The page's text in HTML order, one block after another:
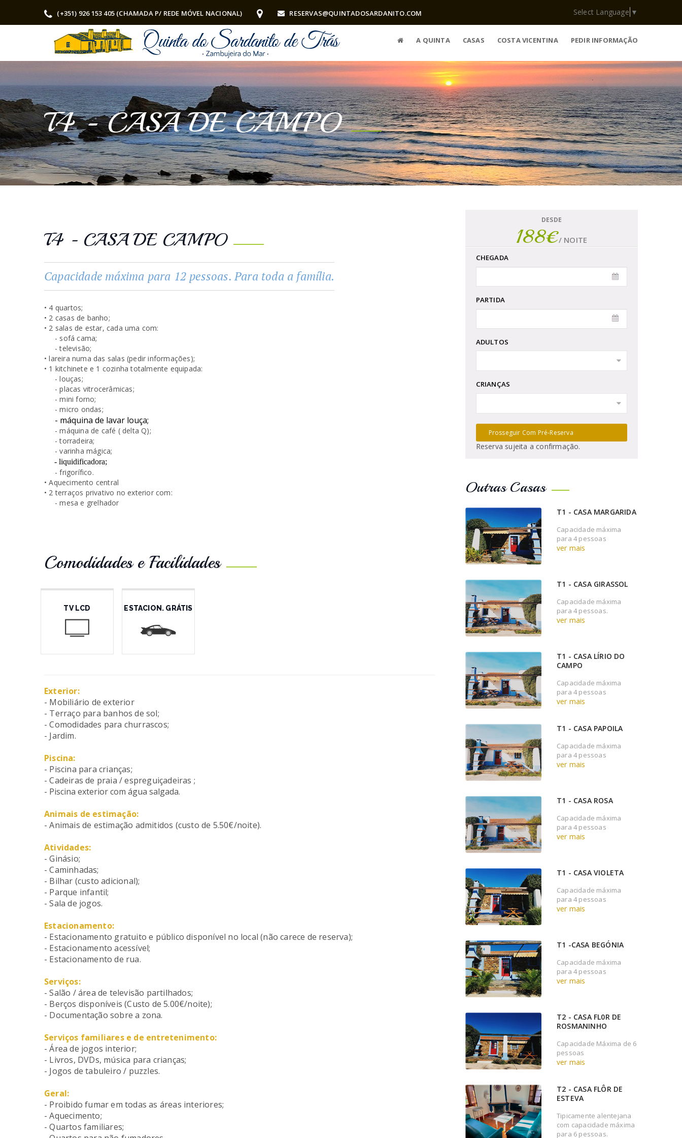
(+351) 926 153 405 (CHAMADA P/ REDE MÓVEL NACIONAL) RESERVAS@QUINTADOSARDANITO.COM Select Language ▼
A QUINTA CASAS COSTA VICENTINA PEDIR INFORMAÇÃO
T4 - CASA DE CAMPO
T4 - CASA DE CAMPO
Capacidade máxima para 12 pessoas. Para toda a família.
• 4 quartos;
• 2 casas de banho;
• 2 salas de estar, cada uma com:
- sofá cama;
- televisão;
• lareira numa das salas (pedir informações);
• 1 kitchinete e 1 cozinha totalmente equipada:
- louças;
- placas vitrocerâmicas;
- mini forno;
- micro ondas;
- máquina de lavar louça;
- máquina de café ( delta Q);
- torradeira;
- varinha mágica;
- liquidificadora;
- frigorífico.
• Aquecimento central
• 2 terraços privativo no exterior com:
- mesa e grelhador
Comodidades e Facilidades
TV LCD ESTACION. GRÁTIS
Exterior:
- Mobiliário de exterior
- Terraço para banhos de sol;
- Comodidades para churrascos;
- Jardim.
Piscina:
- Piscina para crianças;
- Cadeiras de praia / espreguiçadeiras ;
- Piscina exterior com água salgada.
Animais de estimação:
- Animais de estimação admitidos (custo de 5.50€/noite).
Atividades:
- Ginásio;
- Caminhadas;
- Bilhar (custo adicional);
- Parque infantil;
- Sala de jogos.
Estacionamento:
- Estacionamento gratuito e público disponível no local (não carece de reserva);
- Estacionamento acessível;
- Estacionamento de rua.
Serviços:
- Salão / área de televisão partilhados;
- Berços disponíveis (Custo de 5.00€/noite);
- Documentação sobre a zona.
Serviços familiares e de entretenimento:
- Área de jogos interior;
- Livros, DVDs, música para crianças;
- Jogos de tabuleiro / puzzles.
Geral:
- Proibido fumar em todas as áreas interiores;
- Aquecimento;
- Quartos familiares;
DESDE
188€/ NOITE
CHEGADA
PARTIDA
ADULTOS
CRIANÇAS
Prosseguir Com Pré-Reserva
Reserva sujeita a confirmação.
Outras Casas
T1 - CASA MARGARIDA
Capacidade máxima
para 4 pessoas
ver mais
T1 - CASA GIRASSOL
Capacidade máxima
para 4 pessoas.
ver mais
T1 - CASA LÍRIO DO
CAMPO
Capacidade máxima
para 4 pessoas
ver mais
T1 - CASA PAPOILA
Capacidade máxima
para 4 pessoas
ver mais
T1 - CASA ROSA
Capacidade máxima
para 4 pessoas
ver mais
T1 - CASA VIOLETA
Capacidade máxima
para 4 pessoas
ver mais
T1 -CASA BEGÓNIA
Capacidade máxima
para 4 pessoas
ver mais
T2 - CASA FL0R DE
ROSMANINHO
Capacidade Máxima de 6
pessoas
ver mais
T2 - CASA FLÔR DE
ESTEVA
Tipicamente alentejana
com capacidade máxima
para 6 pessoas.